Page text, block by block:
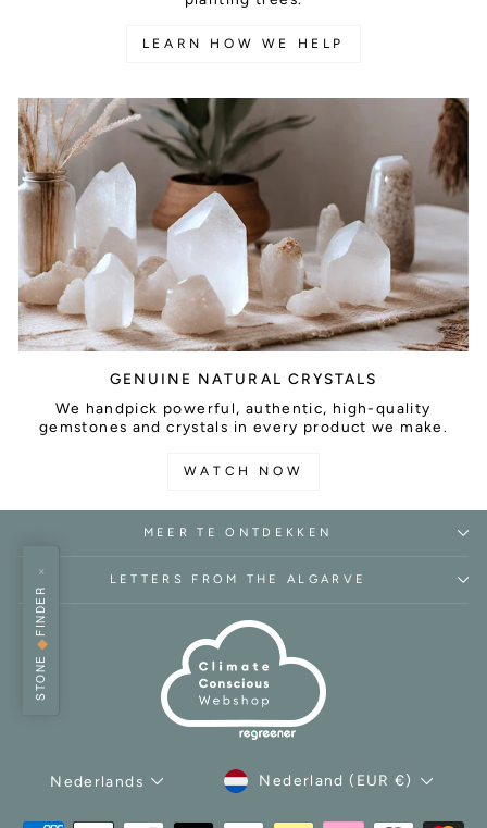
LEARN HOW WE HELP
GENUINE NATURAL CRYSTALS
We handpick powerful, authentic, high-quality
gemstones and crystals in every product we make.
WATCH NOW
MEER TE ONTDEKKEN
LETTERS FROM THE ALGARVE
TAAL
Nederlands MUNTEENHEID
Nederland (EUR €)
STONE
◆
FINDER
×